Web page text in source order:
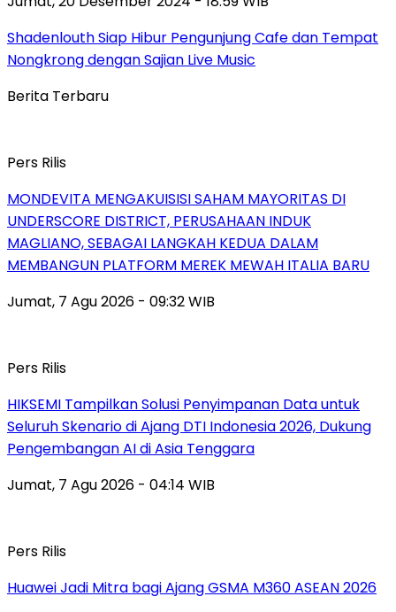
Shadenlouth Siap Hibur Pengunjung Cafe dan Tempat
Nongkrong dengan Sajian Live Music
Berita Terbaru
Pers Rilis
MONDEVITA MENGAKUISISI SAHAM MAYORITAS DI
UNDERSCORE DISTRICT, PERUSAHAAN INDUK
MAGLIANO, SEBAGAI LANGKAH KEDUA DALAM
MEMBANGUN PLATFORM MEREK MEWAH ITALIA BARU
Jumat, 7 Agu 2026 - 09:32 WIB
Pers Rilis
HIKSEMI Tampilkan Solusi Penyimpanan Data untuk
Seluruh Skenario di Ajang DTI Indonesia 2026, Dukung
Pengembangan AI di Asia Tenggara
Jumat, 7 Agu 2026 - 04:14 WIB
Pers Rilis
Huawei Jadi Mitra bagi Ajang GSMA M360 ASEAN 2026